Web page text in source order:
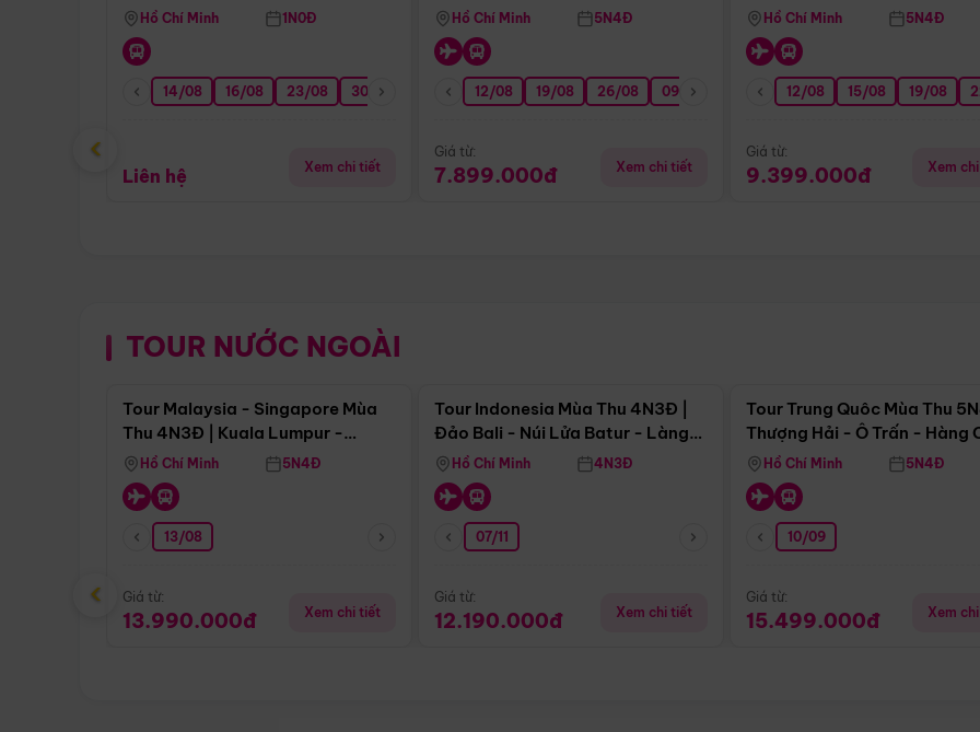
Hồ Chí Minh 1N0Đ
14/08 16/08 23/08 30/08 06/09 13/09 20/09 27/09
Liên hệ Xem chi tiết
NhaHồ Chí Minh 5N4Đ
12/08 19/08 26/08 09/09 16/09 23/09 30/09 07/10
Giá từ:
7.899.000đ Xem chi tiết
Hồ Chí Minh 5N4Đ
12/08 15/08 19/08
Giá từ:
9.399.000đ Xem
‹
TOUR NƯỚC NGOÀI
Điểm nổi bật
Tour Malaysia - Singapore Mùa
Thu 4N3Đ | Kuala Lumpur -
Malacca - Johor Baru -
Singapore
Hồ Chí Minh 5N4Đ
13/08
Giá từ:
13.990.000đ Xem chi tiết
Tour Indonesia Mùa Thu 4N3Đ |
Đảo Bali - Núi Lửa Batur - Làng
Penglipuran
Hồ Chí Minh 4N3Đ
07/11
Giá từ:
12.190.000đ Xem chi tiết
Tour Trung Quôc Mùa Thu
Thượng Hải - Ô Trấn - Hàng
(Tour Không Shopping)
Hồ Chí Minh 5N4Đ
10/09
Giá từ:
15.499.000đ Xem
‹